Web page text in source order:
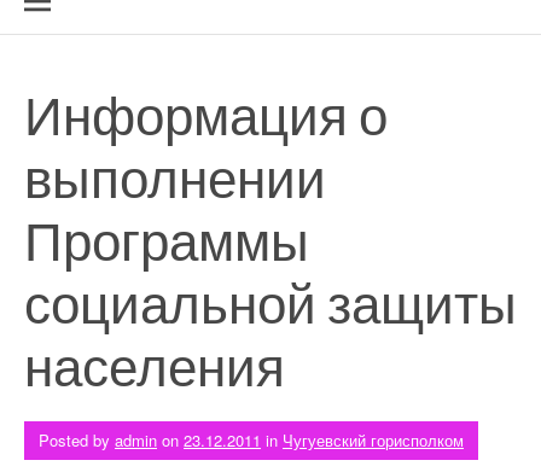
Информация о
выполнении
Программы
социальной защиты
населения
Posted by admin on 23.12.2011 in Чугуевский горисполком